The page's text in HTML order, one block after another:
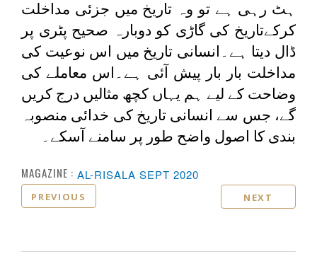
ہٹ رہی ہے تو وہ تاریخ میں جزئی مداخلت
کرکےتاریخ کی گاڑی کو دوبارہ صحیح پٹری پر
ڈال دیتا ہے۔انسانی تاریخ میں اس نوعیت کی
مداخلت بار بار پیش آئی ہے۔اس معاملے کی
وضاحت کے لیے ہم یہاں کچھ مثالیں درج کریں
گے، جس سے انسانی تاریخ کی خدائی منصوبہ
بندی کا اصول واضح طور پر سامنے آسکے۔
MAGAZINE : AL-RISALA SEPT 2020
PREVIOUS NEXT